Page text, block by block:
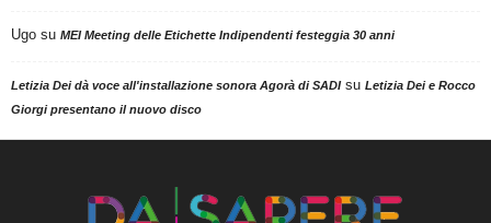
Ugo su MEI Meeting delle Etichette Indipendenti festeggia 30 anni
Letizia Dei dà voce all'installazione sonora Agorà di SADIsu Letizia Dei e Rocco
Giorgi presentano il nuovo disco